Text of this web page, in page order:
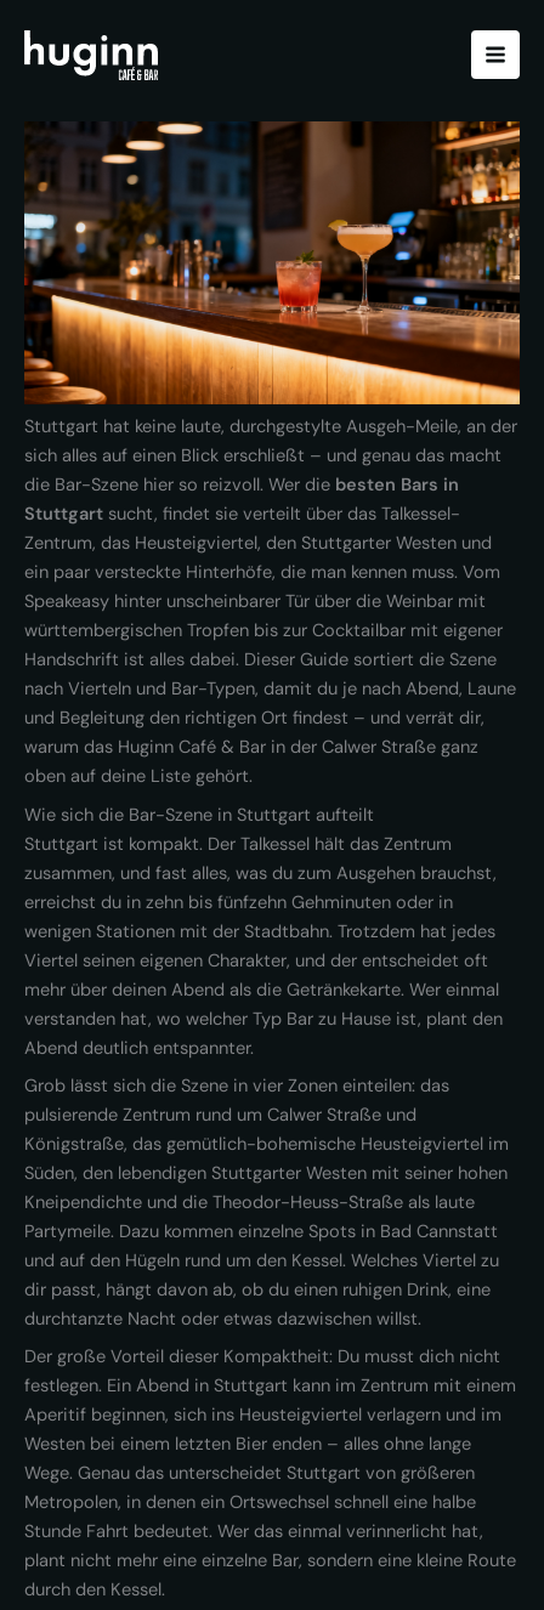
Inhalt
springen
Stuttgart hat keine laute, durchgestylte Ausgeh-Meile, an der
sich alles auf einen Blick erschließt – und genau das macht
die Bar-Szene hier so reizvoll. Wer die besten Bars in
Stuttgart sucht, findet sie verteilt über das Talkessel-
Zentrum, das Heusteigviertel, den Stuttgarter Westen und
ein paar versteckte Hinterhöfe, die man kennen muss. Vom
Speakeasy hinter unscheinbarer Tür über die Weinbar mit
württembergischen Tropfen bis zur Cocktailbar mit eigener
Handschrift ist alles dabei. Dieser Guide sortiert die Szene
nach Vierteln und Bar-Typen, damit du je nach Abend, Laune
und Begleitung den richtigen Ort findest – und verrät dir,
warum das Huginn Café & Bar in der Calwer Straße ganz
oben auf deine Liste gehört.
Wie sich die Bar-Szene in Stuttgart aufteilt
Stuttgart ist kompakt. Der Talkessel hält das Zentrum
zusammen, und fast alles, was du zum Ausgehen brauchst,
erreichst du in zehn bis fünfzehn Gehminuten oder in
wenigen Stationen mit der Stadtbahn. Trotzdem hat jedes
Viertel seinen eigenen Charakter, und der entscheidet oft
mehr über deinen Abend als die Getränkekarte. Wer einmal
verstanden hat, wo welcher Typ Bar zu Hause ist, plant den
Abend deutlich entspannter.
Grob lässt sich die Szene in vier Zonen einteilen: das
pulsierende Zentrum rund um Calwer Straße und
Königstraße, das gemütlich-bohemische Heusteigviertel im
Süden, den lebendigen Stuttgarter Westen mit seiner hohen
Kneipendichte und die Theodor-Heuss-Straße als laute
Partymeile. Dazu kommen einzelne Spots in Bad Cannstatt
und auf den Hügeln rund um den Kessel. Welches Viertel zu
dir passt, hängt davon ab, ob du einen ruhigen Drink, eine
durchtanzte Nacht oder etwas dazwischen willst.
Der große Vorteil dieser Kompaktheit: Du musst dich nicht
festlegen. Ein Abend in Stuttgart kann im Zentrum mit einem
Aperitif beginnen, sich ins Heusteigviertel verlagern und im
Westen bei einem letzten Bier enden – alles ohne lange
Wege. Genau das unterscheidet Stuttgart von größeren
Metropolen, in denen ein Ortswechsel schnell eine halbe
Stunde Fahrt bedeutet. Wer das einmal verinnerlicht hat,
plant nicht mehr eine einzelne Bar, sondern eine kleine Route
durch den Kessel.